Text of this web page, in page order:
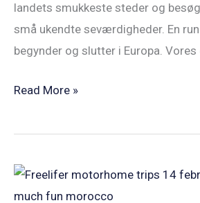
landets smukkeste steder og
små ukendte seværdigheder. En
begynder og slutter i Europa. Vores
Read More »
Freelifer
Marokko